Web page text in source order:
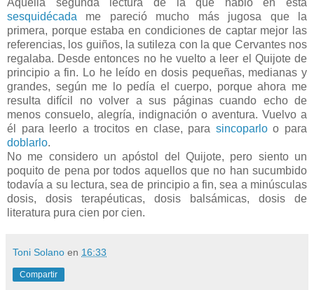
sesquidécada me pareció mucho más jugosa que la
primera, porque estaba en condiciones de captar mejor las
referencias, los guiños, la sutileza con la que Cervantes nos
regalaba. Desde entonces no he vuelto a leer el Quijote de
principio a fin. Lo he leído en dosis pequeñas, medianas y
grandes, según me lo pedía el cuerpo, porque ahora me
resulta difícil no volver a sus páginas cuando echo de
menos consuelo, alegría, indignación o aventura. Vuelvo a
él para leerlo a trocitos en clase, para sincoparloo para
doblarlo.
No me considero un apóstol del Quijote, pero siento un
poquito de pena por todos aquellos que no han sucumbido
todavía a su lectura, sea de principio a fin, sea a minúsculas
dosis, dosis terapéuticas, dosis balsámicas, dosis de
literatura pura cien por cien.
Toni Solano en 16:33
Compartir